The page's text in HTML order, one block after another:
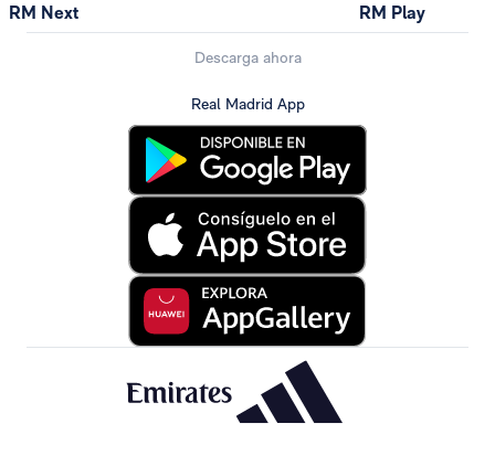
RM Next RM Play
Descarga ahora
Real Madrid App